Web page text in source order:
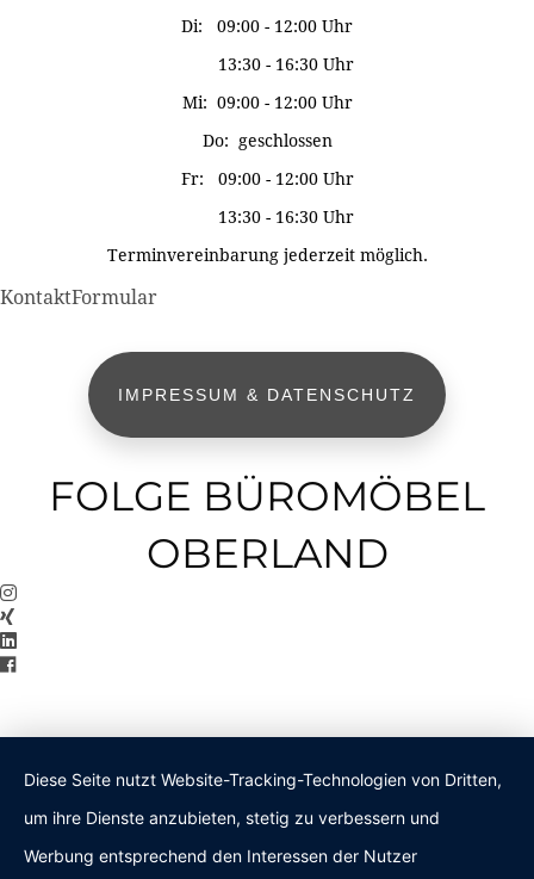
Di: 09:00 - 12:00 Uhr
13:30 - 16:30 Uhr
Mi: 09:00 - 12:00 Uhr
Do: geschlossen
Fr: 09:00 - 12:00 Uhr
13:30 - 16:30 Uhr
Terminvereinbarung jederzeit möglich.
KontaktFormular
IMPRESSUM & DATENSCHUTZ
FOLGE BÜROMÖBEL
OBERLAND
Diese Seite nutzt Website-Tracking-Technologien von Dritten,
um ihre Dienste anzubieten, stetig zu verbessern und
Werbung entsprechend den Interessen der Nutzer